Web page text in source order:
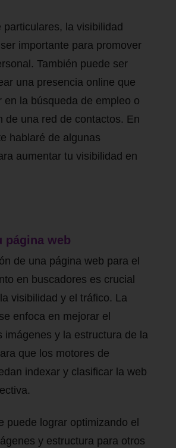
particulares, la visibilidad
importante para promover
También puede ser
una presencia online que
en la búsqueda de empleo o
de una red de contactos. En
hablaré de algunas
aumentar tu visibilidad en
página web
de una página web para el
en buscadores es crucial
visibilidad y el tráfico. La
enfoca en mejorar el
imágenes y la estructura de la
que los motores de
indexar y clasificar la web
puede lograr optimizando el
y estructura para otros